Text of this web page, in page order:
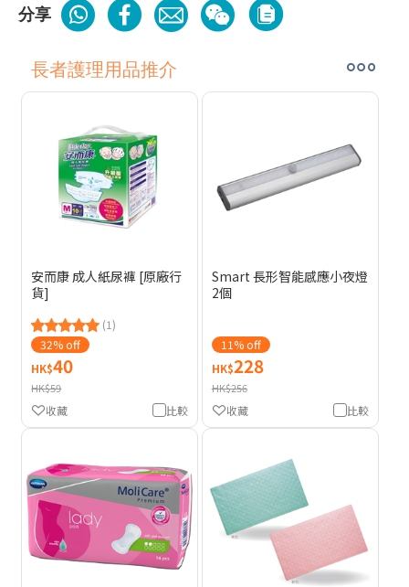
分享
長者護理用品推介
安而康 成人紙尿褲 [原廠行
貨]
(1)
32% off
HK$40
HK$59
比較
收藏
Smart 長形智能感應小夜燈
2個
11% off
HK$228
HK$256
比較
收藏